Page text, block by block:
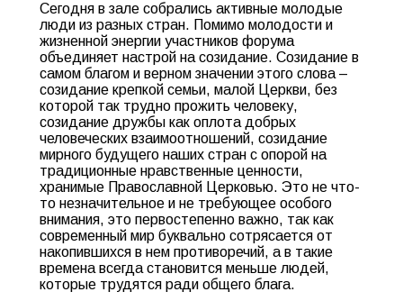
Сегодня в зале собрались активные молодые
люди из разных стран. Помимо молодости и
жизненной энергии участников форума
объединяет настрой на созидание. Созидание в
самом благом и верном значении этого слова –
созидание крепкой семьи, малой Церкви, без
которой так трудно прожить человеку,
созидание дружбы как оплота добрых
человеческих взаимоотношений, созидание
мирного будущего наших стран с опорой на
традиционные нравственные ценности,
хранимые Православной Церковью. Это не что-
то незначительное и не требующее особого
внимания, это первостепенно важно, так как
современный мир буквально сотрясается от
накопившихся в нем противоречий, а в такие
времена всегда становится меньше людей,
которые трудятся ради общего блага.